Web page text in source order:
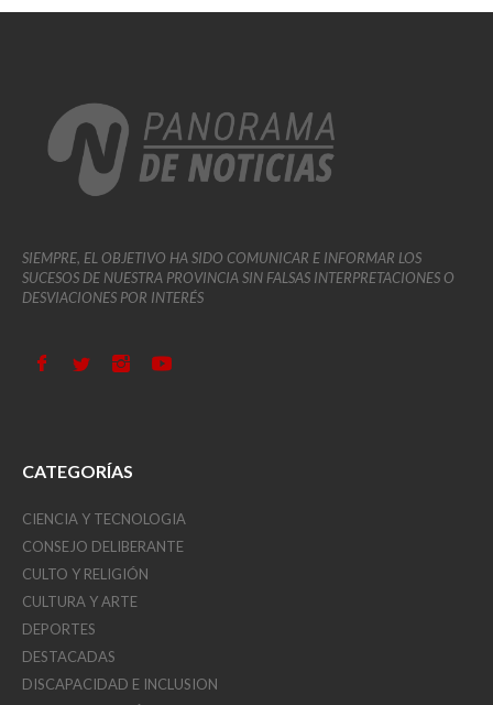
SIEMPRE, EL OBJETIVO HA SIDO COMUNICAR E INFORMAR LOS
SUCESOS DE NUESTRA PROVINCIA SIN FALSAS INTERPRETACIONES O
DESVIACIONES POR INTERÉS
CATEGORÍAS
CIENCIA Y TECNOLOGIA
CONSEJO DELIBERANTE
CULTO Y RELIGIÓN
CULTURA Y ARTE
DEPORTES
DESTACADAS
DISCAPACIDAD E INCLUSION